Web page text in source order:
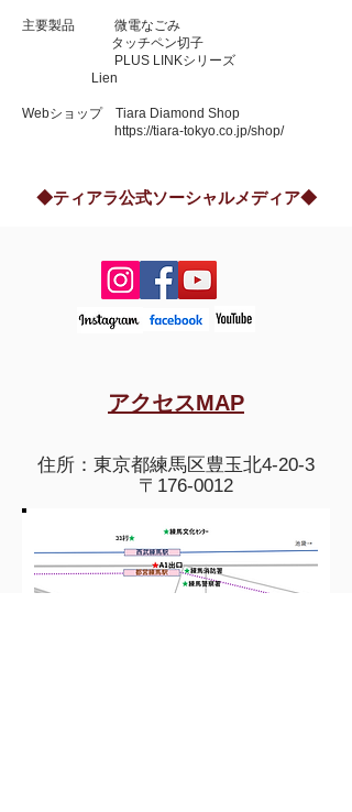
主要製品 微電なごみ
タッチペン切子
PLUS LINK​シリーズ
Lien
Webショップ Tiara Diamond Shop​
https://tiara-tokyo.co.jp/shop/
◆ティアラ公式ソーシャルメディア◆
アクセスMAP
住所：東京都練馬区豊玉北4-20-3
〒​176-0012